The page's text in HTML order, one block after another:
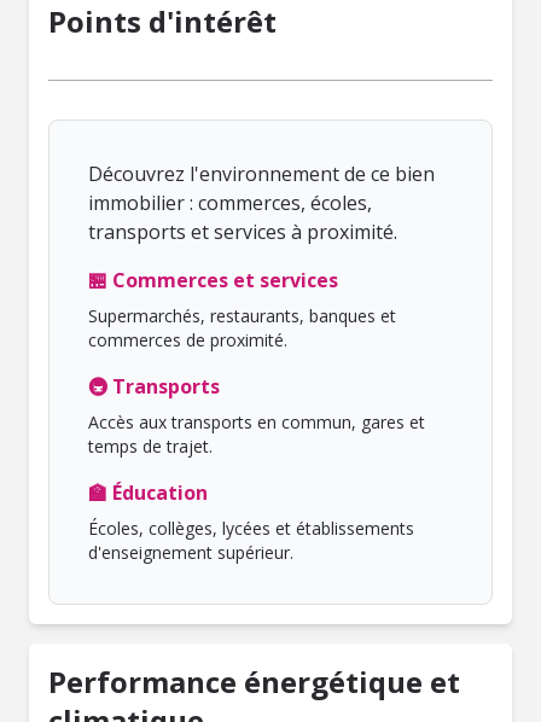
Points d'intérêt
Découvrez l'environnement de ce bien
immobilier : commerces, écoles,
transports et services à proximité.
🏪 Commerces et services
Supermarchés, restaurants, banques et
commerces de proximité.
🚇 Transports
Accès aux transports en commun, gares et
temps de trajet.
🏫 Éducation
Écoles, collèges, lycées et établissements
d'enseignement supérieur.
Performance énergétique et